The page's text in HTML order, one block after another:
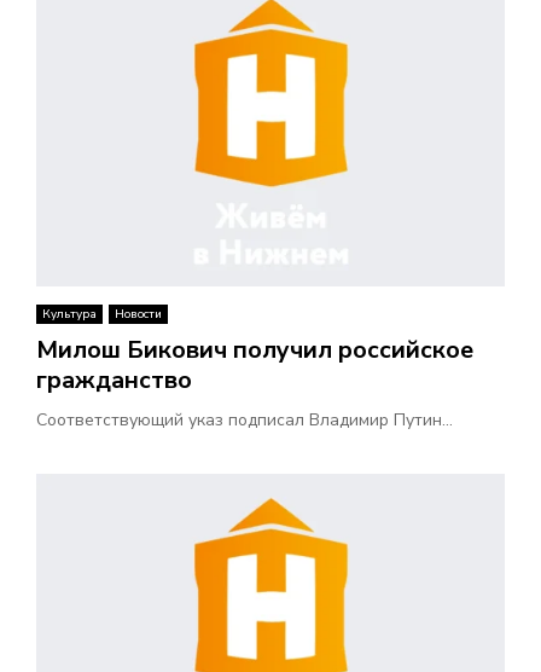
Культура Новости
Милош Бикович получил российское
гражданство
Соответствующий указ подписал Владимир Путин...